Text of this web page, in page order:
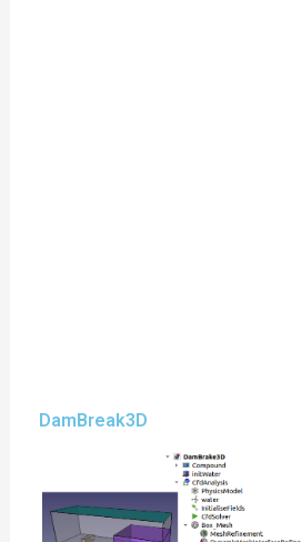
DamBreak3D